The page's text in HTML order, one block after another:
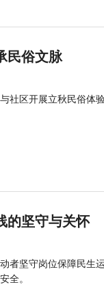
民俗文脉
社区开展立秋民俗体
的坚守与关怀
者坚守岗位保障民生
全。